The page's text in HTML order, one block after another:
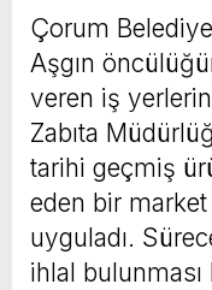
Çorum
Aşgın
veren iş
Zabıta
tarihi geçmiş
eden bir
uyguladı.
ihlal bulunması